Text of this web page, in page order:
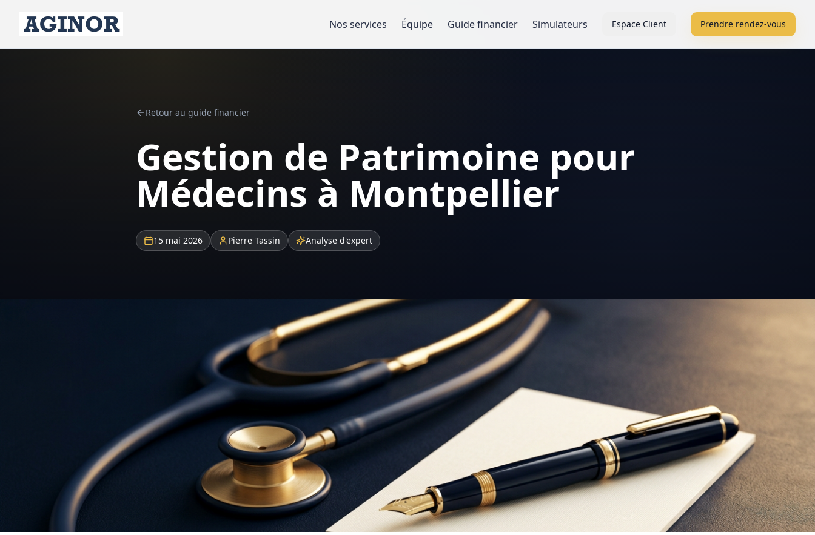
Nos services Équipe Guide financier Simulateurs Espace Client Prendre rendez-vous
Retour au guide financier
Gestion de Patrimoine pour
Médecins à Montpellier
15 mai 2026 Pierre Tassin Analyse d'expert